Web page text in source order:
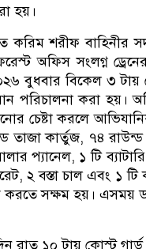
হয়।
করিম শরীফ বাহিনীর
অফিস সংলগ্ন
বুধবার বিকেল ৩
পরিচালনা করা হয়।
চেষ্টা করলে
তাজা কার্তুজ, ৭৪
প্যানেল, ১ টি
২ বস্তা চাল এবং ১ টি
সক্ষম হয়। এসময়
রাত ১০ টায় কোস্ট